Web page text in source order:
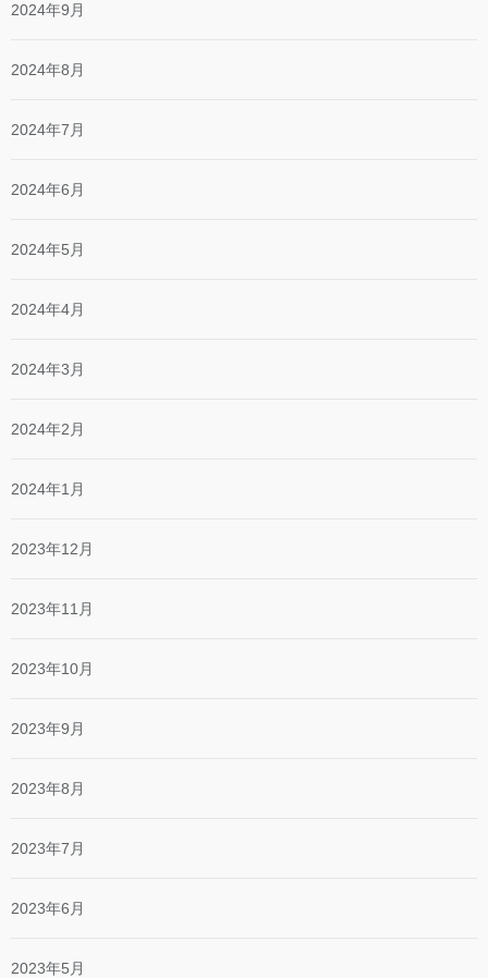
2024年9月
2024年8月
2024年7月
2024年6月
2024年5月
2024年4月
2024年3月
2024年2月
2024年1月
2023年12月
2023年11月
2023年10月
2023年9月
2023年8月
2023年7月
2023年6月
2023年5月